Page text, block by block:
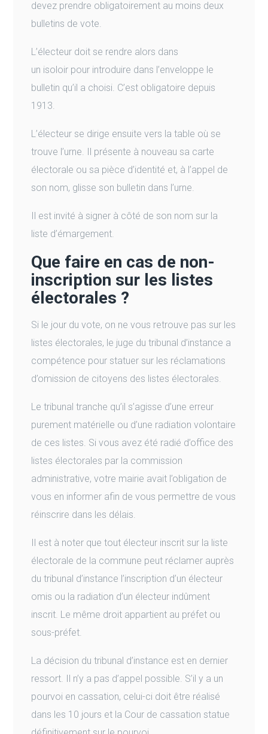
devez prendre obligatoirement au moins deux
bulletins de vote.
L’électeur doit se rendre alors dans
un isoloir pour introduire dans l’enveloppe le
bulletin qu’il a choisi. C’est obligatoire depuis
1913.
L’électeur se dirige ensuite vers la table où se
trouve l’urne. Il présente à nouveau sa carte
électorale ou sa pièce d’identité et, à l’appel de
son nom, glisse son bulletin dans l’urne.
Il est invité à signer à côté de son nom sur la
liste d’émargement.
Que faire en cas de non-
inscription sur les listes
électorales ?
Si le jour du vote, on ne vous retrouve pas sur les
listes électorales, le juge du tribunal d’instance a
compétence pour statuer sur les réclamations
d’omission de citoyens des listes électorales.
Le tribunal tranche qu’il s’agisse d’une erreur
purement matérielle ou d’une radiation volontaire
de ces listes. Si vous avez été radié d’office des
listes électorales par la commission
administrative, votre mairie avait l’obligation de
vous en informer afin de vous permettre de vous
réinscrire dans les délais.
Il est à noter que tout électeur inscrit sur la liste
électorale de la commune peut réclamer auprès
du tribunal d’instance l’inscription d’un électeur
omis ou la radiation d’un électeur indûment
inscrit. Le même droit appartient au préfet ou
sous-préfet.
La décision du tribunal d’instance est en dernier
ressort. Il n’y a pas d’appel possible. S’il y a un
pourvoi en cassation, celui-ci doit être réalisé
dans les 10 jours et la Cour de cassation statue